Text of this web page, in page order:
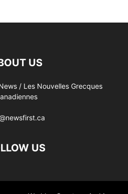
US
/ Les Nouvelles Grecques
US